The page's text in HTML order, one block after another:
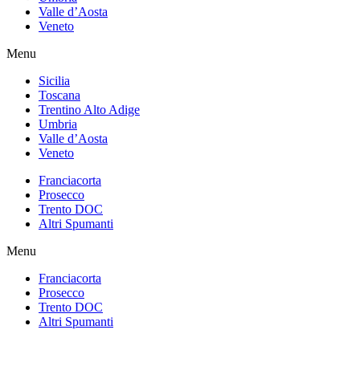
Valle d’Aosta
Veneto
Menu
Sicilia
Toscana
Trentino Alto Adige
Umbria
Valle d’Aosta
Veneto
Franciacorta
Prosecco
Trento DOC
Altri Spumanti
Menu
Franciacorta
Prosecco
Trento DOC
Altri Spumanti